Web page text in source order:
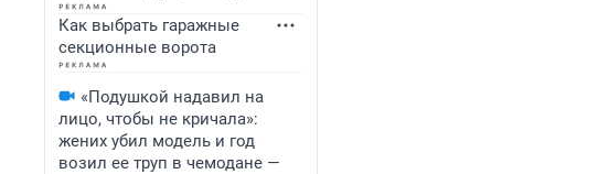
Как выбрать гаражные
секционные ворота
«Подушкой надавил на
лицо, чтобы не кричала»:
жених убил модель и год
возил ее труп в чемодане —